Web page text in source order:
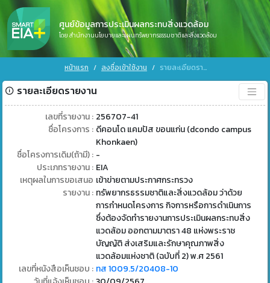
ศูนย์ข้อมูลการประเมินผลกระทบสิ่งแวดล้อม
โดย สำนักงานนโยบายและแผนทรัพยากรธรรมชาติและสิ่งแวดล้อม
หน้าแรก ลงชื่อเข้าใช้งาน รายละเอียดรายงาน
รายละเอียดรายงาน
เลขที่รายงาน : 256707-41
ชื่อโครงการ : ดีคอนโด แคมปัส ขอนแก่น (dcondo campus
Khonkaen)
ชื่อโครงการเดิม(ถ้ามี) : -
ประเภทรายงาน : EIA
เหตุผลในการขอเสนอ
รายงาน :
เข้าข่ายตามประกาศกระทรวง
ทรัพยากรธรรมชาติและสิ่งแวดล้อม ว่าด้วย
การกำหนดโครงการ กิจการหรือการดำเนินการ
ซึ่งต้องจัดทำรายงานการประเมินผลกระทบสิ่ง
แวดล้อม ออกตามมาตรา 48 แห่งพระราช
บัญญัติ ส่งเสริมและรักษาคุณภาพสิ่ง
แวดล้อมแห่งชาติ (ฉบับที่ 2) พ.ศ 2561
เลขที่หนังสือเห็นชอบ : ทส 1009.5/20408-10